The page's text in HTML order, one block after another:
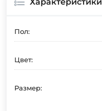
Пол:
Цвет:
Размер: